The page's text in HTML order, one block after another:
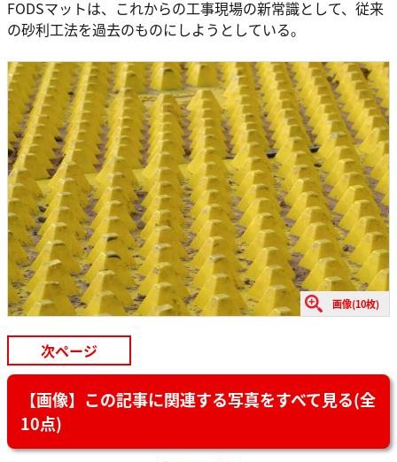
FODSマットは、これからの工事現場の新常識として、従来
の砂利工法を過去のものにしようとしている。
画像(10枚)
次ページ
【画像】この記事に関連する写真をすべて見る(全
10点)